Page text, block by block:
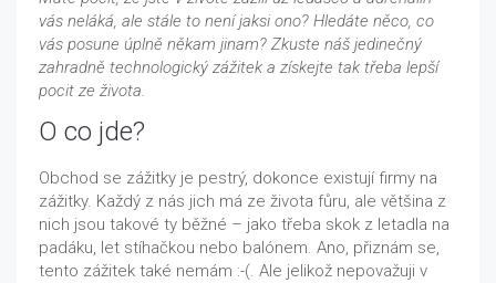
vás neláká, ale stále to není jaksi ono? Hledáte něco, co
vás posune úplně někam jinam? Zkuste náš jedinečný
zahradně technologický zážitek a získejte tak třeba lepší
pocit ze života.
O co jde?
Obchod se zážitky je pestrý, dokonce existují firmy na
zážitky. Každý z nás jich má ze života fůru, ale většina z
nich jsou takové ty běžné – jako třeba skok z letadla na
padáku, let stíhačkou nebo balónem. Ano, přiznám se,
tento zážitek také nemám :-(. Ale jelikož nepovažuji v